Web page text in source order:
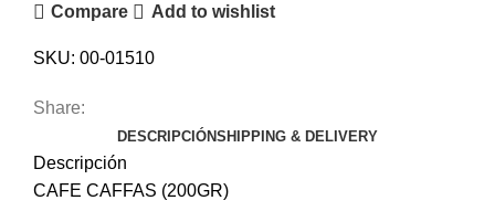
Compare Add to wishlist
SKU: 00-01510
Share:
DESCRIPCIÓNSHIPPING & DELIVERY
Descripción
CAFE CAFFAS (200GR)